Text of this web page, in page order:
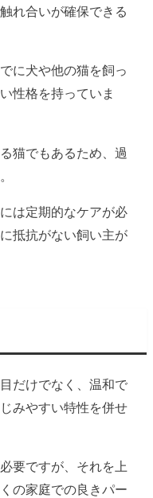
れ合いが確保できる
に犬や他の猫を飼っ
性格を持っていま
猫でもあるため、過
は定期的なケアが必
抵抗がない飼い主が
だけでなく、温和で
みやすい特性を併せ
要ですが、それを上
の家庭での良きパー